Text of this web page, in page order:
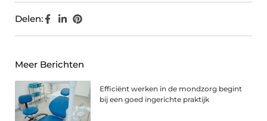
Delen:
Meer Berichten
Efficiënt werken in de mondzorg begint
bij een goed ingerichte praktijk